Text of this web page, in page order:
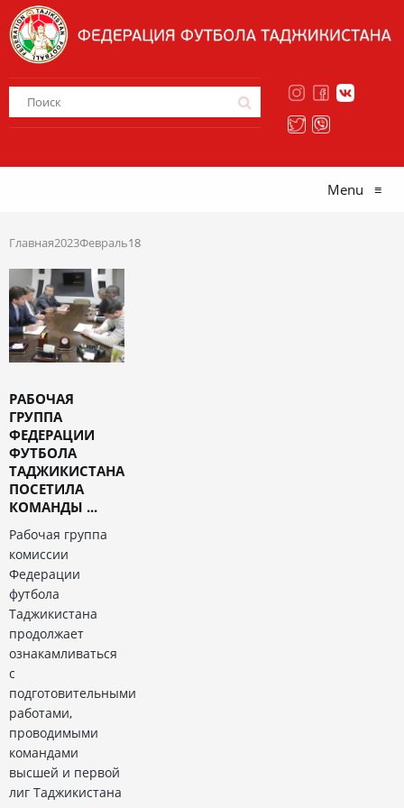
Menu ≡
Главная2023Февраль18
РАБОЧАЯ
ГРУППА
ФЕДЕРАЦИИ
ФУТБОЛА
ТАДЖИКИСТАНА
ПОСЕТИЛА
КОМАНДЫ ...
Рабочая группа
комиссии
Федерации
футбола
Таджикистана
продолжает
ознакамливаться
с
подготовительными
работами,
проводимыми
командами
высшей и первой
лиг Таджикистана